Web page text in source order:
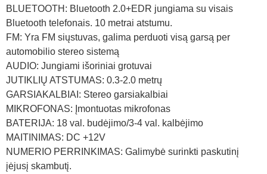
BLUETOOTH: Bluetooth 2.0+EDR jungiama su visais
Bluetooth telefonais. 10 metrai atstumu.
FM: Yra FM siųstuvas, galima perduoti visą garsą per
automobilio stereo sistemą
AUDIO: Jungiami išoriniai grotuvai
JUTIKLIŲ ATSTUMAS: 0.3-2.0 metrų
GARSIAKALBIAI: Stereo garsiakalbiai
MIKROFONAS: Įmontuotas mikrofonas
BATERIJA: 18 val. budėjimo/3-4 val. kalbėjimo
MAITINIMAS: DC +12V
NUMERIO PERRINKIMAS: Galimybė surinkti paskutinį
įėjusį skambutį.